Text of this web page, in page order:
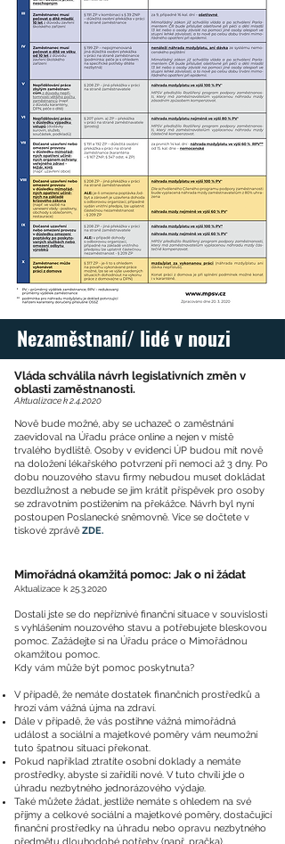
Nezaměstnaní/ lidé v nouzi
Vláda schválila návrh legislativních změn v
oblasti zaměstnanosti.
Aktualizace k 2.4.2020
Nově bude možné, aby se uchazeč o zaměstnání
zaevidoval na Úřadu práce online a nejen v místě
trvalého bydliště. Osoby v evidenci ÚP budou mít nově
na doložení lékařského potvrzení při nemoci až 3 dny. Po
dobu nouzového stavu firmy nebudou muset dokládat
bezdlužnost a nebude se jim krátit příspěvek pro osoby
se zdravotním postižením na překážce. Návrh byl nyní
postoupen Poslanecké sněmovně. Více se dočtete v
tiskové zprávě ZDE.
Mimořádná okamžitá pomoc: Jak o ni žádat
Aktualizace k 25.3.2020
Dostali jste se do nepříznivé finanční situace v souvislosti
s vyhlášením nouzového stavu a potřebujete bleskovou
pomoc. Zažádejte si na Úřadu práce o Mimořádnou
okamžitou pomoc.
Kdy vám může být pomoc poskytnuta?
V případě, že nemáte dostatek finančních prostředků a
hrozí vám vážná újma na zdraví.
Dále v případě, že vás postihne vážná mimořádná
událost a sociální a majetkové poměry vám neumožní
tuto špatnou situaci překonat.
Pokud například ztratíte osobní doklady a nemáte
prostředky, abyste si zařídili nové. V tuto chvíli jde o
úhradu nezbytného jednorázového výdaje.
Také můžete žádat, jestliže nemáte s ohledem na své
příjmy a celkové sociální a majetkové poměry, dostačující
finanční prostředky na úhradu nebo opravu nezbytného